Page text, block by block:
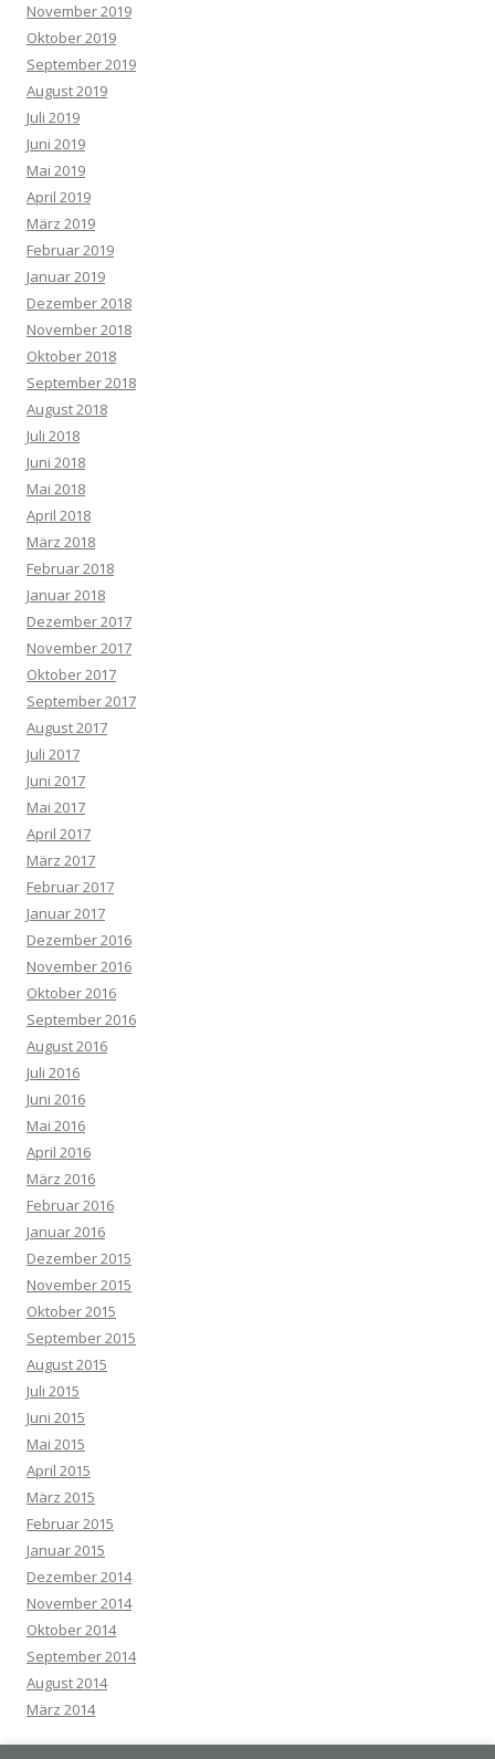
November 2019
Oktober 2019
September 2019
August 2019
Juli 2019
Juni 2019
Mai 2019
April 2019
März 2019
Februar 2019
Januar 2019
Dezember 2018
November 2018
Oktober 2018
September 2018
August 2018
Juli 2018
Juni 2018
Mai 2018
April 2018
März 2018
Februar 2018
Januar 2018
Dezember 2017
November 2017
Oktober 2017
September 2017
August 2017
Juli 2017
Juni 2017
Mai 2017
April 2017
März 2017
Februar 2017
Januar 2017
Dezember 2016
November 2016
Oktober 2016
September 2016
August 2016
Juli 2016
Juni 2016
Mai 2016
April 2016
März 2016
Februar 2016
Januar 2016
Dezember 2015
November 2015
Oktober 2015
September 2015
August 2015
Juli 2015
Juni 2015
Mai 2015
April 2015
März 2015
Februar 2015
Januar 2015
Dezember 2014
November 2014
Oktober 2014
September 2014
August 2014
März 2014